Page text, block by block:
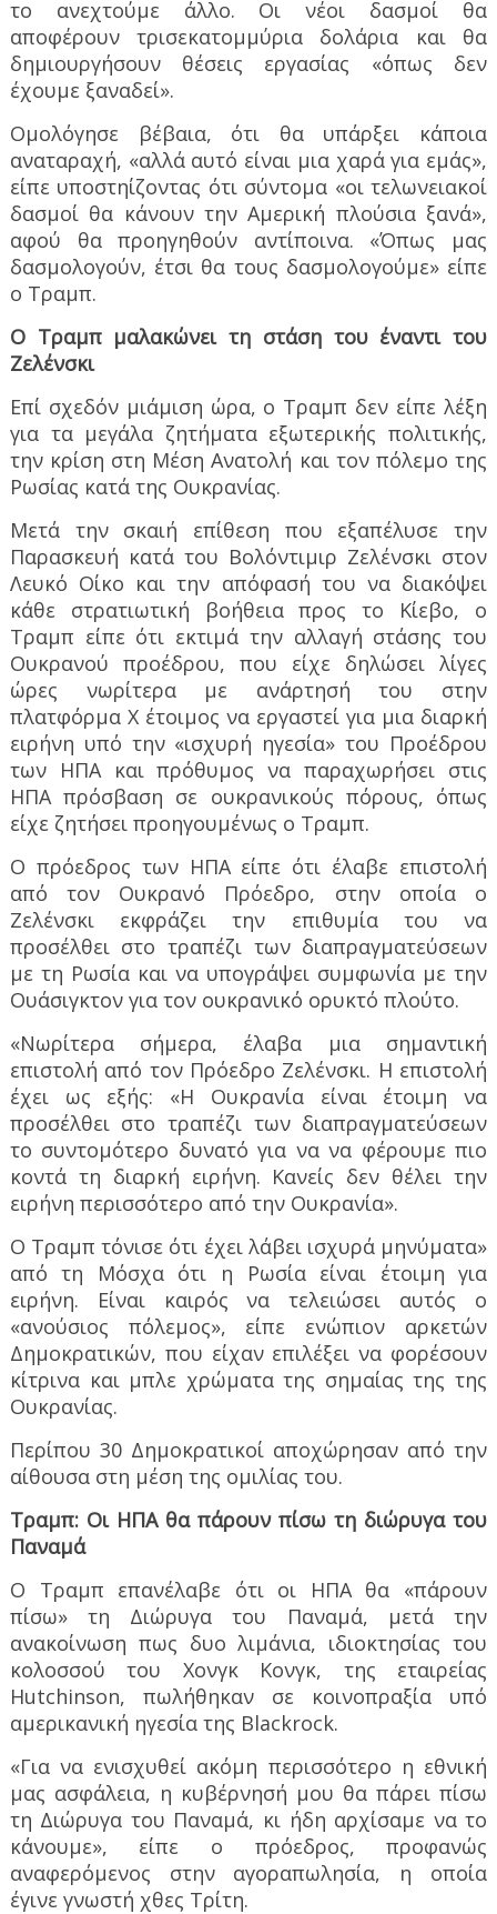
το ανεχτούμε άλλο. Οι νέοι δασμοί θα
αποφέρουν τρισεκατομμύρια δολάρια και θα
δημιουργήσουν θέσεις εργασίας «όπως δεν
έχουμε ξαναδεί».
Ομολόγησε βέβαια, ότι θα υπάρξει κάποια
αναταραχή, «αλλά αυτό είναι μια χαρά για εμάς»,
είπε υποστηίζοντας ότι σύντομα «οι τελωνειακοί
δασμοί θα κάνουν την Αμερική πλούσια ξανά»,
αφού θα προηγηθούν αντίποινα. «Όπως μας
δασμολογούν, έτσι θα τους δασμολογούμε» είπε
ο Τραμπ.
Ο Τραμπ μαλακώνει τη στάση του έναντι του
Ζελένσκι
Επί σχεδόν μιάμιση ώρα, ο Τραμπ δεν είπε λέξη
για τα μεγάλα ζητήματα εξωτερικής πολιτικής,
την κρίση στη Μέση Ανατολή και τον πόλεμο της
Ρωσίας κατά της Ουκρανίας.
Μετά την σκαιή επίθεση που εξαπέλυσε την
Παρασκευή κατά του Βολόντιμιρ Ζελένσκι στον
Λευκό Οίκο και την απόφασή του να διακόψει
κάθε στρατιωτική βοήθεια προς το Κίεβο, ο
Τραμπ είπε ότι εκτιμά την αλλαγή στάσης του
Ουκρανού προέδρου, που είχε δηλώσει λίγες
ώρες νωρίτερα με ανάρτησή του στην
πλατφόρμα Χ έτοιμος να εργαστεί για μια διαρκή
ειρήνη υπό την «ισχυρή ηγεσία» του Προέδρου
των ΗΠΑ και πρόθυμος να παραχωρήσει στις
ΗΠΑ πρόσβαση σε ουκρανικούς πόρους, όπως
είχε ζητήσει προηγουμένως ο Τραμπ.
Ο πρόεδρος των ΗΠΑ είπε ότι έλαβε επιστολή
από τον Ουκρανό Πρόεδρο, στην οποία ο
Ζελένσκι εκφράζει την επιθυμία του να
προσέλθει στο τραπέζι των διαπραγματεύσεων
με τη Ρωσία και να υπογράψει συμφωνία με την
Ουάσιγκτον για τον ουκρανικό ορυκτό πλούτο.
«Νωρίτερα σήμερα, έλαβα μια σημαντική
επιστολή από τον Πρόεδρο Ζελένσκι. Η επιστολή
έχει ως εξής: «Η Ουκρανία είναι έτοιμη να
προσέλθει στο τραπέζι των διαπραγματεύσεων
το συντομότερο δυνατό για να να φέρουμε πιο
κοντά τη διαρκή ειρήνη. Κανείς δεν θέλει την
ειρήνη περισσότερο από την Ουκρανία».
Ο Τραμπ τόνισε ότι έχει λάβει ισχυρά μηνύματα»
από τη Μόσχα ότι η Ρωσία είναι έτοιμη για
ειρήνη. Είναι καιρός να τελειώσει αυτός ο
«ανούσιος πόλεμος», είπε ενώπιον αρκετών
Δημοκρατικών, που είχαν επιλέξει να φορέσουν
κίτρινα και μπλε χρώματα της σημαίας της της
Ουκρανίας.
Περίπου 30 Δημοκρατικοί αποχώρησαν από την
αίθουσα στη μέση της ομιλίας του.
Τραμπ: Οι ΗΠΑ θα πάρουν πίσω τη διώρυγα του
Παναμά
Ο Τραμπ επανέλαβε ότι οι ΗΠΑ θα «πάρουν
πίσω» τη Διώρυγα του Παναμά, μετά την
ανακοίνωση πως δυο λιμάνια, ιδιοκτησίας του
κολοσσού του Χονγκ Κονγκ, της εταιρείας
Hutchinson, πωλήθηκαν σε κοινοπραξία υπό
αμερικανική ηγεσία της Blackrock.
«Για να ενισχυθεί ακόμη περισσότερο η εθνική
μας ασφάλεια, η κυβέρνησή μου θα πάρει πίσω
τη Διώρυγα του Παναμά, κι ήδη αρχίσαμε να το
κάνουμε», είπε ο πρόεδρος, προφανώς
αναφερόμενος στην αγοραπωλησία, η οποία
έγινε γνωστή χθες Τρίτη.